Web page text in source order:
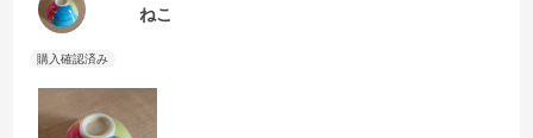
ねこ